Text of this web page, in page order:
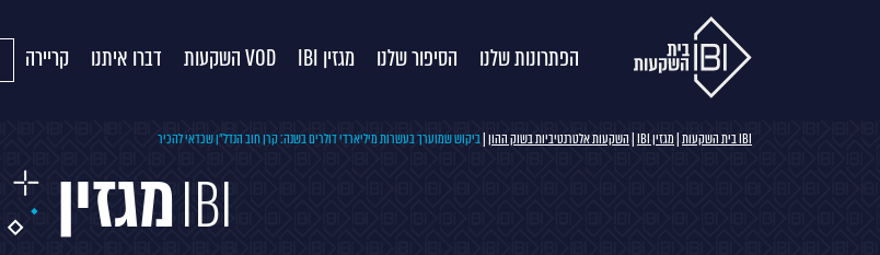
הפתרונות שלנו הסיפור שלנו מגזין IBI VOD השקעות דברו איתנו קריירה
IBI בית השקעות |מגזין IBI |השקעות אלטרנטיביות בשוק ההון|ביקוש שמוערך בעשרות מיליארדי דולרים בשנה: קרן חוב הנדל”ן שכדאי להכיר
IBIמגזין